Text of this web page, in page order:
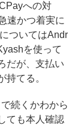
への対
速かつ着実に
ついてはAndr
を使って
だが、支払い
てる。
続くかわから
ても本人確認